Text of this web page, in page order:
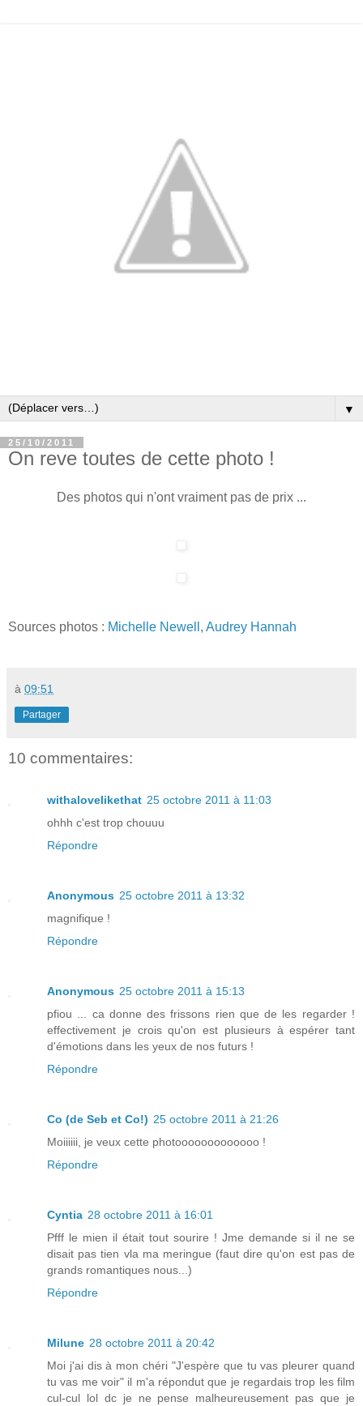
▼
25/10/2011
On reve toutes de cette photo !
Des photos qui n'ont vraiment pas de prix ...
Sources photos : Michelle Newell , Audrey Hannah
à 09:51
Partager
10 commentaires:
withalovelikethat 25 octobre 2011 à 11:03
ohhh c'est trop chouuu
Répondre
Anonymous 25 octobre 2011 à 13:32
magnifique !
Répondre
Anonymous 25 octobre 2011 à 15:13
pfiou ... ca donne des frissons rien que de les regarder !
effectivement je crois qu'on est plusieurs à espérer tant
d'émotions dans les yeux de nos futurs !
Répondre
Co (de Seb et Co!) 25 octobre 2011 à 21:26
Moiiiiii, je veux cette photooooooooooooo !
Répondre
Cyntia 28 octobre 2011 à 16:01
Pfff le mien il était tout sourire ! Jme demande si il ne se
disait pas tien vla ma meringue (faut dire qu'on est pas de
grands romantiques nous...)
Répondre
Milune 28 octobre 2011 à 20:42
Moi j'ai dis à mon chéri "J'espère que tu vas pleurer quand
tu vas me voir" il m'a répondut que je regardais trop les film
cul-cul lol dc je ne pense malheureusement pas que je